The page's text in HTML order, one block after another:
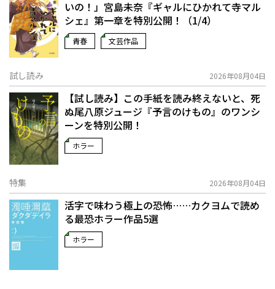
いの！」宮島未奈『ギャルにひかれて寺マル
シェ』第一章を特別公開！（1/4）
青春 文芸作品
試し読み 2026年08月04日
【試し読み】この手紙を読み終えないと、死
ぬ――尾八原ジュージ『予言のけもの』のワンシ
ーンを特別公開！
ホラー
特集 2026年08月04日
活字で味わう極上の恐怖……カクヨムで読め
る最恐ホラー作品5選
ホラー